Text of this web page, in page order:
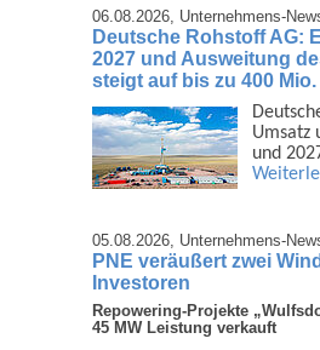
06.08.2026, Unternehmens-
Deutsche Rohstoff AG:
2027 und Ausweitung
steigt auf bis zu 400
Umsatz
und
05.08.2026, Unternehmens-
PNE veräußert zwei
Investoren
Repowering-Projekte
45 MW Leistung verkauft